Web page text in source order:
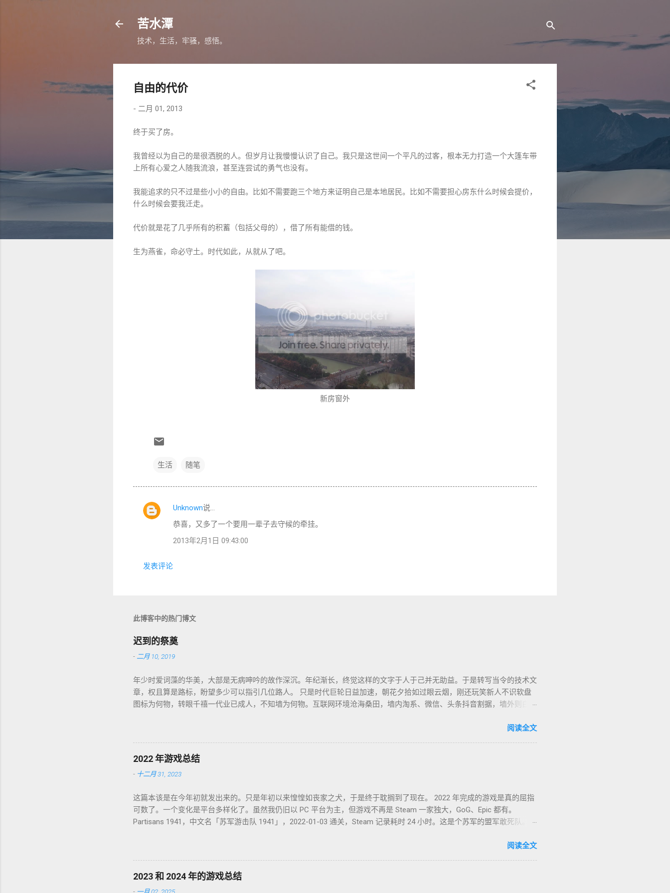
苦水潭
技术，生活，牢骚，感悟。
自由的代价
- 二月 01, 2013
终于买了房。
我曾经以为自己的是很洒脱的人。但岁月让我慢慢认识了自己。我只是这世间一个平凡的过客，根本无力打造一个大篷车带
上所有心爱之人随我流浪，甚至连尝试的勇气也没有。
我能追求的只不过是些小小的自由。比如不需要跑三个地方来证明自己是本地居民。比如不需要担心房东什么时候会提价，
什么时候会要我迁走。
代价就是花了几乎所有的积蓄（包括父母的），借了所有能借的钱。
生为燕雀，命必守土。时代如此，从就从了吧。
新房窗外
生活 随笔
评
Unknown说…
恭喜，又多了一个要用一辈子去守候的牵挂。
2013年2月1日 09:43:00
发表评论
此博客中的热门博文
迟到的祭奠
- 二月 10, 2019
年少时爱词藻的华美，大部是无病呻吟的故作深沉。年纪渐长，终觉这样的文字于人于己并无助益。于是转写当令的技术文
章，权且算是路标，盼望多少可以指引几位路人。 只是时代巨轮日益加速，朝花夕拾如过眼云烟，刚还玩笑新人不识软盘
图标为何物，转眼千禧一代业已成人，不知墙为何物。互联网环境沧海桑田，墙内淘系、微信、头条抖音割据，墙外则白莲
个如我一样的人鞠躬尽瘁亲手打造的魔幻现实。这可是我曾希冀的那个理想乡？我没有答案，亦复何言。皆言四十不惑，可
所悟，才能在黎明前草草小憩。老先生从武侠到无侠，层层递进构筑了一个亦真亦幻的江湖，让人在这个江湖里体验各式悲
喜，又把这个江湖的规则层层解构，推演其间各式人格向现实投影的境遇和选择。 老先生开卷入世，却又早早封笔，不做
答案，只在笔墨尽处引人向善。困顿时能读到这样的文字，我心存感激。 枕边已无金庸，经典心中长存。
阅读全文
2022 年游戏总结
- 十二月 31, 2023
这篇本该是在今年初就发出来的。只是年初以来惶惶如丧家之犬，于是终于耽搁到了现在。 2022 年完成的游戏是真的屈指
可数了。一个变化是平台多样化了。虽然我仍旧以 PC 平台为主，但游戏不再是 Steam 一家独大，GoG、Epic 都有。
Partisans 1941，中文名「苏军游击队 1941」，2022-01-03 通关，Steam 记录耗时 24 小时。这是个苏军的盟军敢死队。单
游戏。 Lost Ruins，2022-01-09 通关，GoG 记录 7 小时。萌系像素风的二次元银河城类。画风没问题，操作感是比较慢的
2022-02-01 通关，Epic 平台没有耗时记录，不过印象里流程不太长。因为游戏不太难，加上视听感受做的还不错，整个游
戏体验很像是观看一部动画长片。属于还行，但不至于到推荐的程度。 God of War，战神4，2022-02-27 通关，Epic 平台
阅读全文
2023 和 2024 年的游戏总结